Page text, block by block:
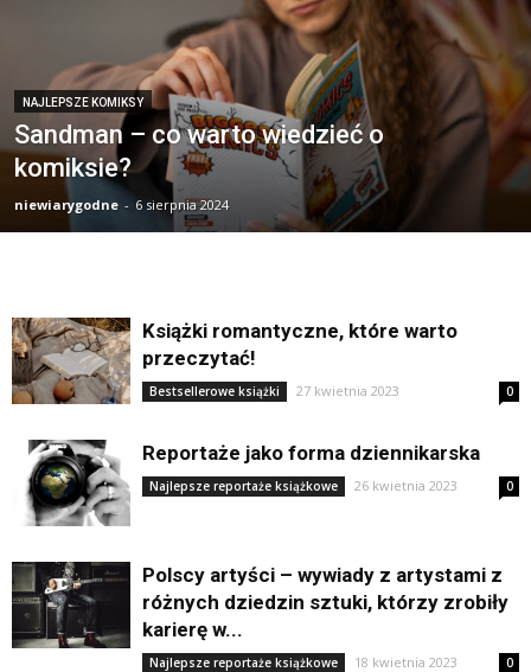
NAJLEPSZE KOMIKSY
Sandman – co warto wiedzieć o
komiksie?
niewiarygodne - 6 sierpnia 2024
Książki romantyczne, które warto
przeczytać!
Bestsellerowe książki 27 kwietnia 2023 0
Reportaże jako forma dziennikarska
Najlepsze reportaże książkowe 26 kwietnia 2023 0
Polscy artyści – wywiady z artystami z
różnych dziedzin sztuki, którzy zrobiły
karierę w...
Najlepsze reportaże książkowe 18 kwietnia 2023 0